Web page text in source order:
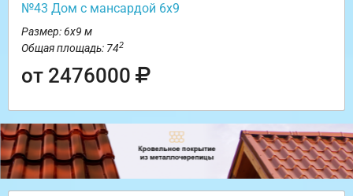
№43 Дом с мансардой 6х9
Размер: 6х9 м
Общая площадь: 742
от 2476000